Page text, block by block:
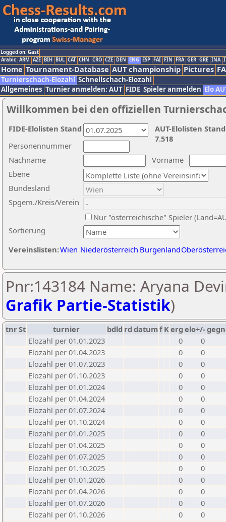
Logged on: Gast
Arabic ARM AZE BIH BUL CAT CHN CRO CZE DEN ENG ESP FAI FIN FRA GER GRE INA
Home Tournament-Database AUT championship Pictures
Turnierschach-Elozahl Schnellschach-Elozahl
Allgemeines Turnier anmelden: AUT FIDE Spieler anmelden Elo
Willkommen bei den offiziellen
Nachname
Vorname
Ebene
Sortierung
Personennummer
Bundesland
Spgem./Kreis/Verein
Nur "österreichische" Spieler
Vereinslisten:Wien Niederösterreich Burgenland
AUT-Elolisten
7.518
FIDE-Elolisten Stand
Pnr:143184 Name: Aryana
Grafik Partie-Statistik)
tnrSt turnier bdld rd datumf Kerg elo+/-
Elozahl per 01.01.2023
0
0
Elozahl per 01.04.2023
0
0
Elozahl per 01.07.2023
0
0
Elozahl per 01.10.2023
0
0
Elozahl per 01.01.2024
0
0
Elozahl per 01.04.2024
0
0
Elozahl per 01.07.2024
0
0
Elozahl per 01.10.2024
0
0
Elozahl per 01.01.2025
0
0
Elozahl per 01.04.2025
0
0
Elozahl per 01.07.2025
0
0
Elozahl per 01.10.2025
0
0
Elozahl per 01.01.2026
0
0
Elozahl per 01.04.2026
0
0
Elozahl per 01.07.2026
0
0
Elozahl per 01.10.2026
0 0